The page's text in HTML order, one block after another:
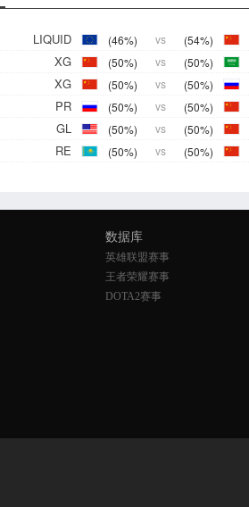
LIQUID (46%) vs (54%)
XG (50%) vs (50%)
XG (50%) vs (50%)
PR (50%) vs (50%)
GL (50%) vs (50%)
RE (50%) vs (50%)
数据库
英雄联盟赛事
王者荣耀赛事
DOTA2赛事